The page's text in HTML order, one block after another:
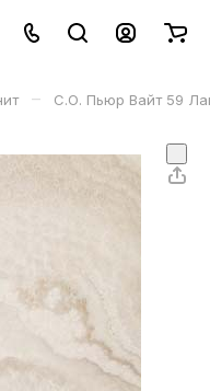
– С.О. Пьюр Вайт 59